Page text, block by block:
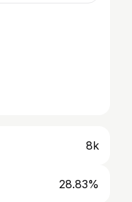
8k
28.83%